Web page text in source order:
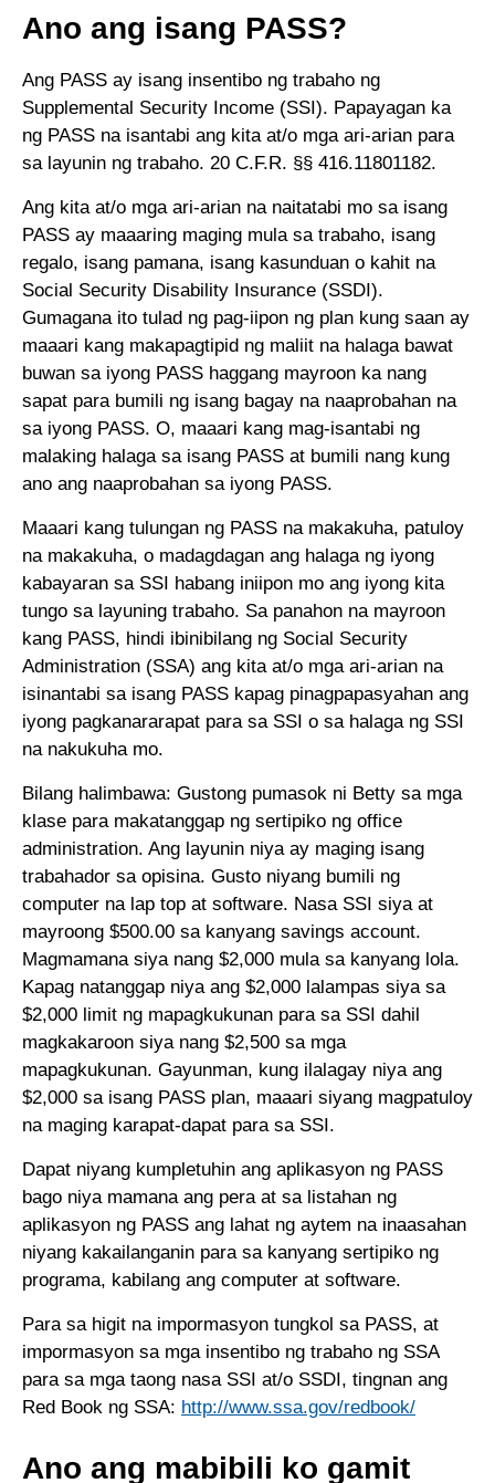
Ano ang isang PASS?
Ang PASS ay isang insentibo ng trabaho ng
Supplemental Security Income (SSI). Papayagan ka
ng PASS na isantabi ang kita at/o mga ari-arian para
sa layunin ng trabaho. 20 C.F.R. §§ 416.11801182.
Ang kita at/o mga ari-arian na naitatabi mo sa isang
PASS ay maaaring maging mula sa trabaho, isang
regalo, isang pamana, isang kasunduan o kahit na
Social Security Disability Insurance (SSDI).
Gumagana ito tulad ng pag-iipon ng plan kung saan ay
maaari kang makapagtipid ng maliit na halaga bawat
buwan sa iyong PASS haggang mayroon ka nang
sapat para bumili ng isang bagay na naaprobahan na
sa iyong PASS. O, maaari kang mag-isantabi ng
malaking halaga sa isang PASS at bumili nang kung
ano ang naaprobahan sa iyong PASS.
Maaari kang tulungan ng PASS na makakuha, patuloy
na makakuha, o madagdagan ang halaga ng iyong
kabayaran sa SSI habang iniipon mo ang iyong kita
tungo sa layuning trabaho. Sa panahon na mayroon
kang PASS, hindi ibinibilang ng Social Security
Administration (SSA) ang kita at/o mga ari-arian na
isinantabi sa isang PASS kapag pinagpapasyahan ang
iyong pagkanararapat para sa SSI o sa halaga ng SSI
na nakukuha mo.
Bilang halimbawa: Gustong pumasok ni Betty sa mga
klase para makatanggap ng sertipiko ng office
administration. Ang layunin niya ay maging isang
trabahador sa opisina. Gusto niyang bumili ng
computer na lap top at software. Nasa SSI siya at
mayroong $500.00 sa kanyang savings account.
Magmamana siya nang $2,000 mula sa kanyang lola.
Kapag natanggap niya ang $2,000 lalampas siya sa
$2,000 limit ng mapagkukunan para sa SSI dahil
magkakaroon siya nang $2,500 sa mga
mapagkukunan. Gayunman, kung ilalagay niya ang
$2,000 sa isang PASS plan, maaari siyang magpatuloy
na maging karapat-dapat para sa SSI.
Dapat niyang kumpletuhin ang aplikasyon ng PASS
bago niya mamana ang pera at sa listahan ng
aplikasyon ng PASS ang lahat ng aytem na inaasahan
niyang kakailanganin para sa kanyang sertipiko ng
programa, kabilang ang computer at software.
Para sa higit na impormasyon tungkol sa PASS, at
impormasyon sa mga insentibo ng trabaho ng SSA
para sa mga taong nasa SSI at/o SSDI, tingnan ang
Red Book ng SSA: http://www.ssa.gov/redbook/
Ano ang mabibili ko gamit